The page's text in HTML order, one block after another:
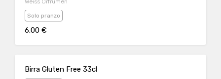
Weiss Orfrumen
Solo pranzo
6.00 €
Birra Gluten Free 33cl